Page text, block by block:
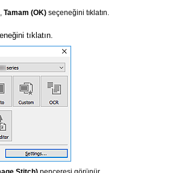
Tamam (OK) seçeneğini tıklatın.
tıklatın.